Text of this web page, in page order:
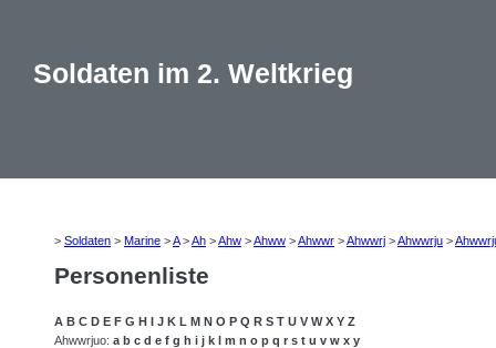
Soldaten im 2. Weltkrieg
> Soldaten > Marine >A>Ah >Ahw >Ahww >Ahwwr >Ahwwrj >Ahwwrju >
Personenliste
A B C D E F G H I J K L M N O P Q R S T U V W X Y Z
Ahwwrjuo: a b c d e f g h i j k l m n o p q r s t u v w x y